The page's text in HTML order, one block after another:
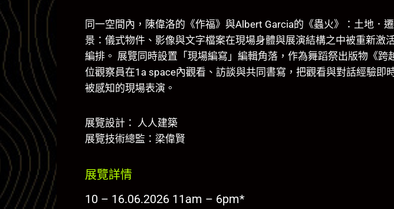
同一空間內，陳偉洛的《作福》與Albert Garcia的《蟲火》：土地．
景：儀式物件、影像與文字檔案在現場身體與展演結構之中被重新
編排。 展覽同時設置「現場編寫」編輯角落，作為舞蹈祭出版物《
位觀察員在1a space內觀看、訪談與共同書寫，把觀看與對話經驗
被感知的現場表演。
展覽設計： 人人建築
展覽技術總監：梁偉賢
展覽詳情
10 – 16.06.2026 11am – 6pm*